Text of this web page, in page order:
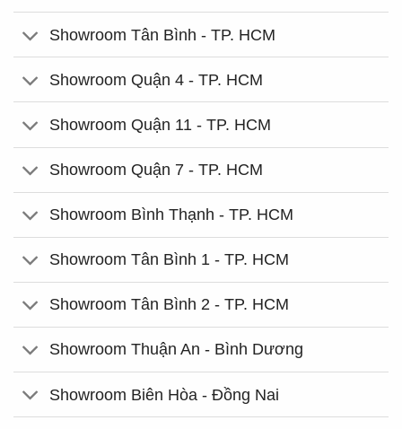
Showroom Tân Bình - TP. HCM
Showroom Quận 4 - TP. HCM
Showroom Quận 11 - TP. HCM
Showroom Quận 7 - TP. HCM
Showroom Bình Thạnh - TP. HCM
Showroom Tân Bình 1 - TP. HCM
Showroom Tân Bình 2 - TP. HCM
Showroom Thuận An - Bình Dương
Showroom Biên Hòa - Đồng Nai